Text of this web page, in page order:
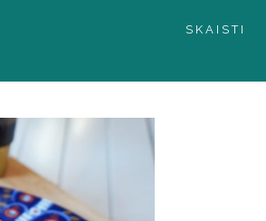
SKAISTI